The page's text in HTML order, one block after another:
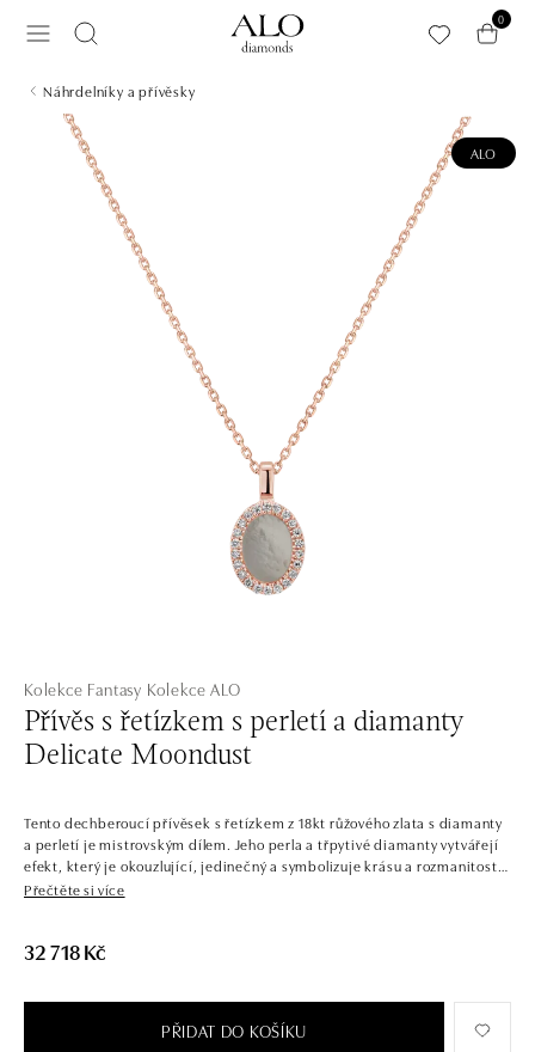
0
Náhrdelníky a přívěsky
ALO
Kolekce Fantasy Kolekce ALO
Přívěs s řetízkem s perletí a diamanty
Delicate Moondust
Tento dechberoucí přívěsek s řetízkem z 18kt růžového zlata s diamanty
a perletí je mistrovským dílem. Jeho perla a třpytivé diamanty vytvářejí
efekt, který je okouzlující, jedinečný a symbolizuje krásu a rozmanitost
života. Šperk je součástí kolekce Fantasy.
představivosti. Kombinace barevných kamenů daly vzniknout unikátním
podtrhne vaši individualitu a kreativitu.
Přečtěte si více
32 718 Kč
PŘIDAT DO KOŠÍKU